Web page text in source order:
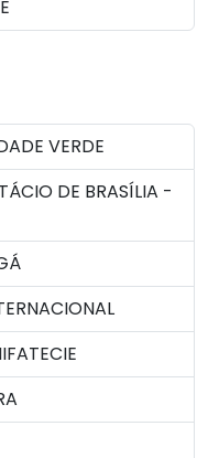
VERDE
DE BRASÍLIA -